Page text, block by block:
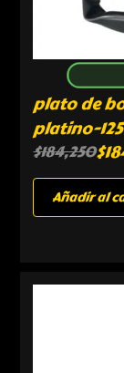
plato de
platino-
$184,250$
Añadir al